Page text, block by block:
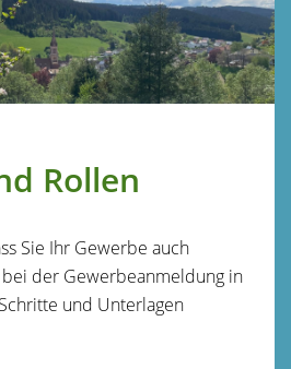
Rollen
Sie Ihr Gewerbe auch
der Gewerbeanmeldung in
und Unterlagen